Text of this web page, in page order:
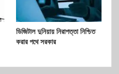
ডিজিটাল দুনিয়ায় নিরাপত্তা নিশ্চিত
করার পথে সরকার